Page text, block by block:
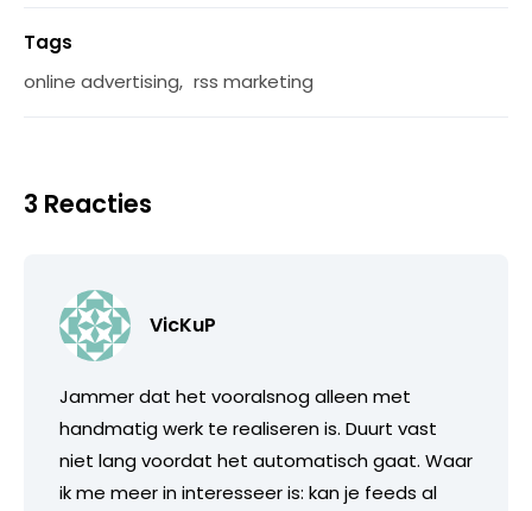
Tags
online advertising, rss marketing
3 Reacties
VicKuP
Jammer dat het vooralsnog alleen met
handmatig werk te realiseren is. Duurt vast
niet lang voordat het automatisch gaat. Waar
ik me meer in interesseer is: kan je feeds al